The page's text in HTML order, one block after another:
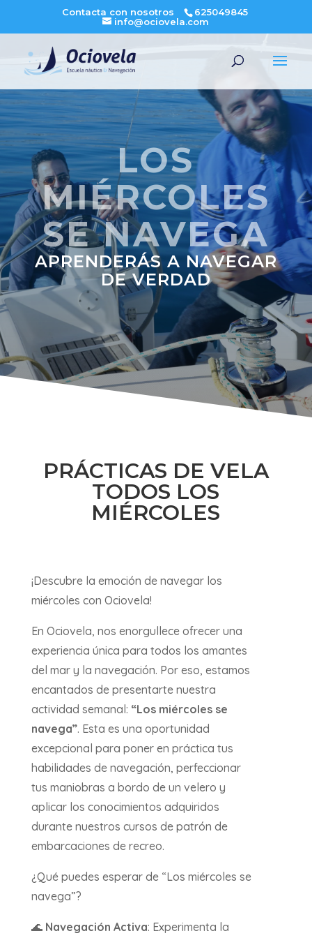
Contacta con nosotros
625049845
info@ociovela.com
LOS
MIÉRCOLES
SE NAVEGA
APRENDERÁS A NAVEGAR
DE VERDAD
PRÁCTICAS DE VELA
TODOS LOS
MIÉRCOLES
¡Descubre la emoción de navegar los
miércoles con Ociovela!
En Ociovela, nos enorgullece ofrecer una
experiencia única para todos los amantes
del mar y la navegación. Por eso, estamos
encantados de presentarte nuestra
actividad semanal: “Los miércoles se
navega”. Esta es una oportunidad
excepcional para poner en práctica tus
habilidades de navegación, perfeccionar
tus maniobras a bordo de un velero y
aplicar los conocimientos adquiridos
durante nuestros cursos de patrón de
embarcaciones de recreo.
¿Qué puedes esperar de “Los miércoles se
navega”?
🌊 Navegación Activa: Experimenta la